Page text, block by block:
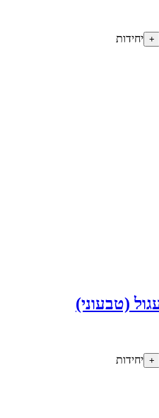
+ יחידות
(טבעוני)
+ יחידות